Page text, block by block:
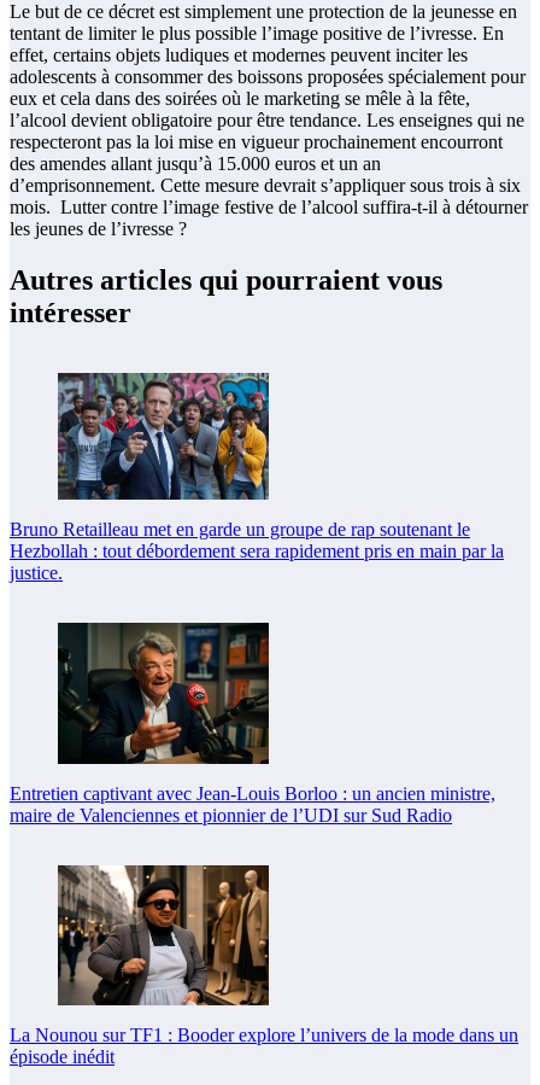
Le but de ce décret est simplement une protection de la jeunesse en
tentant de limiter le plus possible l’image positive de l’ivresse. En
effet, certains objets ludiques et modernes peuvent inciter les
adolescents à consommer des boissons proposées spécialement pour
eux et cela dans des soirées où le marketing se mêle à la fête,
l’alcool devient obligatoire pour être tendance. Les enseignes qui ne
respecteront pas la loi mise en vigueur prochainement encourront
des amendes allant jusqu’à 15.000 euros et un an
d’emprisonnement. Cette mesure devrait s’appliquer sous trois à six
mois. Lutter contre l’image festive de l’alcool suffira-t-il à détourner
les jeunes de l’ivresse ?
Autres articles qui pourraient vous
intéresser
Bruno Retailleau met en garde un groupe de rap soutenant le
Hezbollah : tout débordement sera rapidement pris en main par la
justice.
Entretien captivant avec Jean-Louis Borloo : un ancien ministre,
maire de Valenciennes et pionnier de l’UDI sur Sud Radio
La Nounou sur TF1 : Booder explore l’univers de la mode dans un
épisode inédit